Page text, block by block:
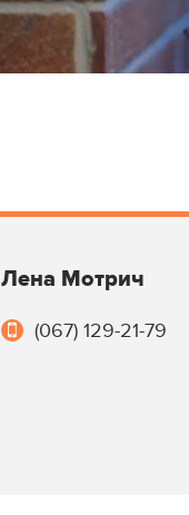
Лена Мотрич
(067) 129-21-79